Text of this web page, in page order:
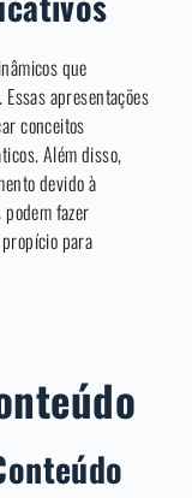
que
apresentações
conceitos
Além disso,
devido à
fazer
para